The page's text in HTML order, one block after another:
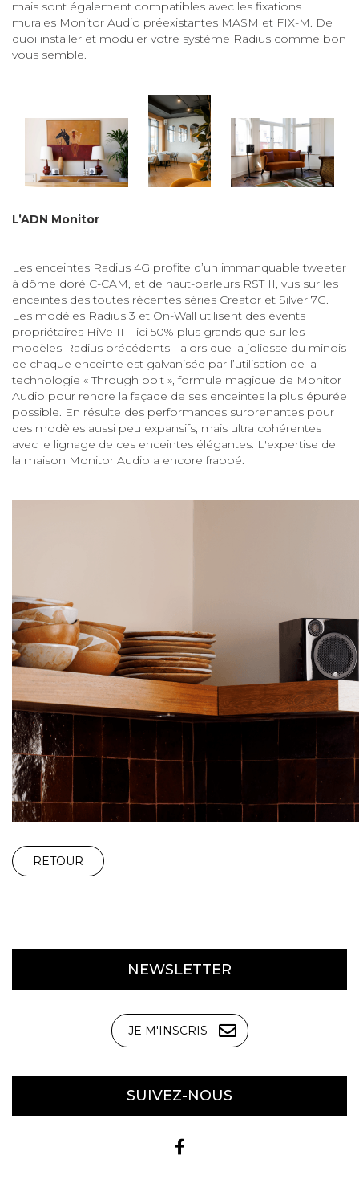
mais sont également compatibles avec les fixations
murales Monitor Audio préexistantes MASM et FIX-M. De
quoi installer et moduler votre système Radius comme bon
vous semble.
L’ADN Monitor
Les enceintes Radius 4G profite d’un immanquable tweeter
à dôme doré C-CAM, et de haut-parleurs RST II, vus sur les
enceintes des toutes récentes séries Creator et Silver 7G.
Les modèles Radius 3 et On-Wall utilisent des évents
propriétaires HiVe II – ici 50% plus grands que sur les
modèles Radius précédents - alors que la joliesse du minois
de chaque enceinte est galvanisée par l’utilisation de la
technologie « Through bolt », formule magique de Monitor
Audio pour rendre la façade de ses enceintes la plus épurée
possible. En résulte des performances surprenantes pour
des modèles aussi peu expansifs, mais ultra cohérentes
avec le lignage de ces enceintes élégantes. L'expertise de
la maison Monitor Audio a encore frappé.
RETOUR
NEWSLETTER
JE M'INSCRIS
SUIVEZ-NOUS